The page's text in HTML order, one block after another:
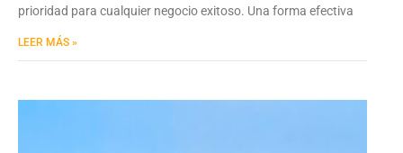
prioridad para cualquier negocio exitoso. Una forma efectiva
LEER MÁS »